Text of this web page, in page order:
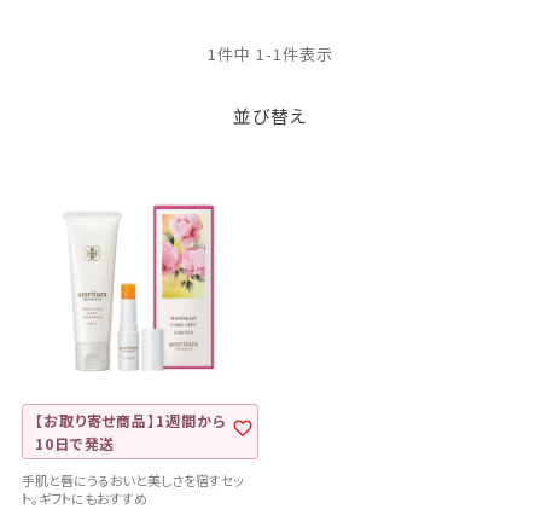
並び替え
1件中 1 -1 件表示
【お取り寄せ商品】1週間から
10日で発送
手肌と唇にうるおいと美しさを宿すセッ
ト。ギフトにもおすすめ